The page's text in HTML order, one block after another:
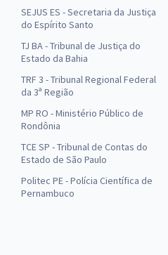
SEJUS ES - Secretaria da Justiça
do Espírito Santo
TJ BA - Tribunal de Justiça do
Estado da Bahia
TRF 3 - Tribunal Regional Federal
da 3ª Região
MP RO - Ministério Público de
Rondônia
TCE SP - Tribunal de Contas do
Estado de São Paulo
Politec PE - Polícia Científica de
Pernambuco